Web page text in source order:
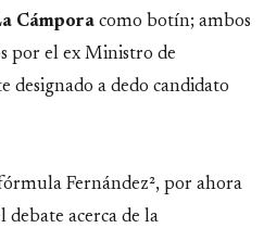
Cámpora como botín; ambos
por el ex Ministro de
designado a dedo candidato
Fernández², por ahora
debate acerca de la